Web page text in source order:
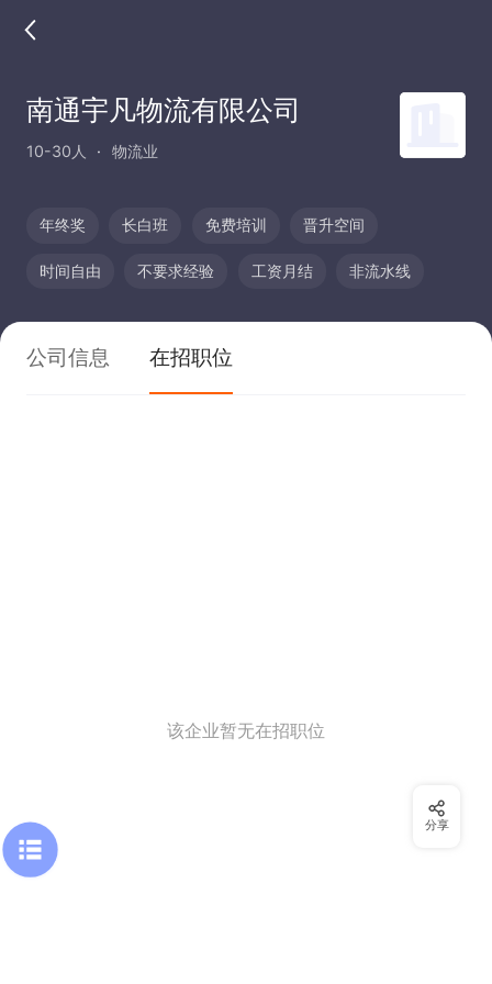
南通宇凡物流有限公司
10-30人 物流业
年终奖 长白班 免费培训 晋升空间
时间自由 不要求经验 工资月结 非流水线
公司信息 在招职位
该企业暂无在招职位
分享